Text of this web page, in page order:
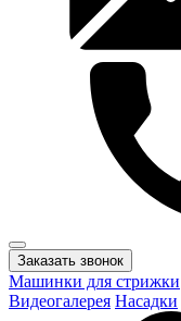
Заказать звонок
Машинки для стрижки
Видеогалерея Насадки